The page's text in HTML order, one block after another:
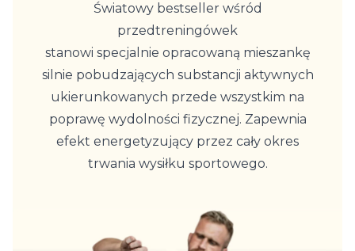
Światowy bestseller wśród
przedtreningówek
stanowi specjalnie opracowaną mieszankę
silnie pobudzających substancji aktywnych
ukierunkowanych przede wszystkim na
poprawę wydolności fizycznej. Zapewnia
efekt energetyzujący przez cały okres
trwania wysiłku sportowego.